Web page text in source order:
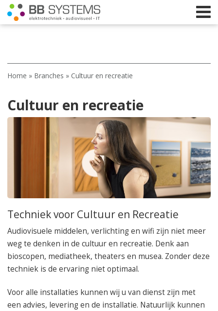
Home
Beeld
Geluid
Elektrotechniek
IT
Webshop
050 – 54 91 662
Route
Home » Branches » Cultuur en recreatie
Cultuur en recreatie
Techniek voor Cultuur en Recreatie
Audiovisuele middelen, verlichting en wifi zijn niet meer
weg te denken in de cultuur en recreatie. Denk aan
bioscopen, mediatheek, theaters en musea. Zonder deze
techniek is de ervaring niet optimaal.
Voor alle installaties kunnen wij u van dienst zijn met
een advies, levering en de installatie. Natuurlijk kunnen